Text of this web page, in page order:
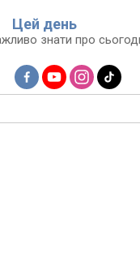
Цей день
знати про